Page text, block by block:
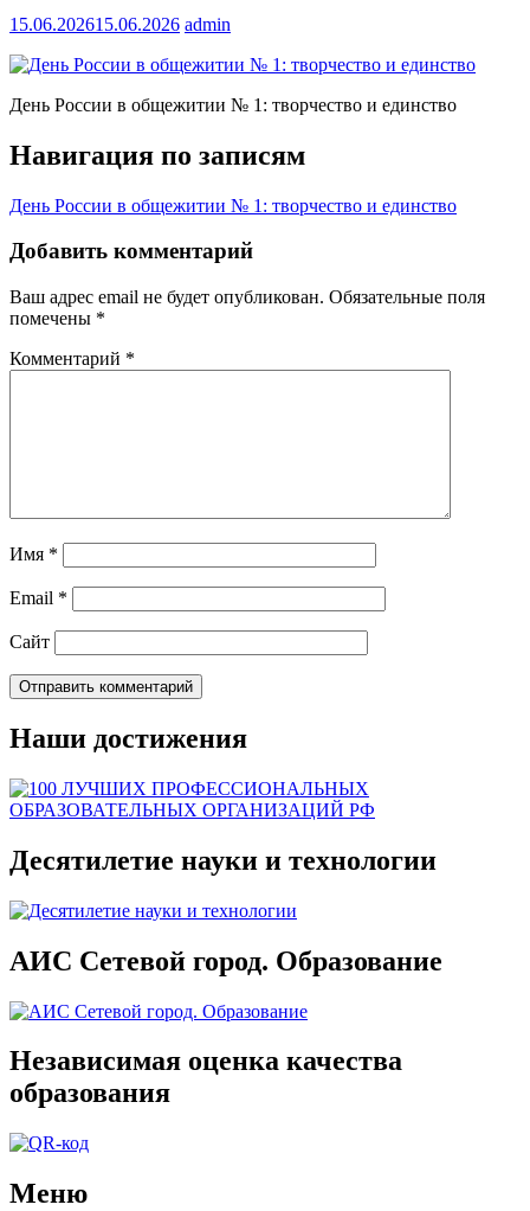
15.06.202615.06.2026 admin
День России в общежитии № 1: творчество и единство
Навигация по записям
День России в общежитии № 1: творчество и единство
Добавить комментарий
Ваш адрес email не будет опубликован. Обязательные поля
помечены *
Комментарий *
Имя *
Email *
Сайт
Наши достижения
Десятилетие науки и технологии
АИС Сетевой город. Образование
Независимая оценка качества
образования
Меню